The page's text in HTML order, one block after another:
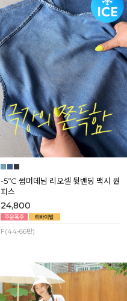
-5ºC 썸머데님 리오셀 뒷밴딩 맥시 원
피스
24,800
F(44-66반)